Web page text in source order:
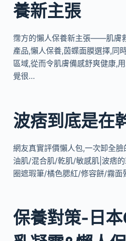
養新主張
霈方的懶人保養新主張——肌膚
產品,懶人保養,茵蝶面膜選擇,同
區域,從而令肌膚備感舒爽健康,
覺很…
波痞到底是在
網友真實評價懶人包,一次卸全
油肌/混合肌/乾肌/敏感肌|波痞
圈遮瑕筆/橘色腮紅/修容餅/霧
保養對策-日